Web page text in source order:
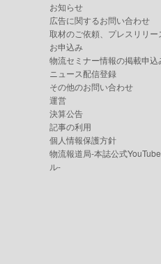
お知らせ
広告に関するお問い合わせ
取材のご依頼、プレスリリー
お申込み
物流セミナー情報の掲載申込
ニュース配信登録
その他のお問い合わせ
運営
決算公告
記事の利用
個人情報保護方針
物流報道局-本誌公式
ル-